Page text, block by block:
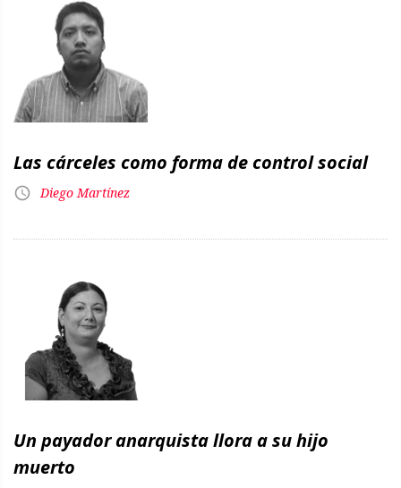
Las cárceles como forma de control social
Diego Martínez
Un payador anarquista llora a su hijo
muerto